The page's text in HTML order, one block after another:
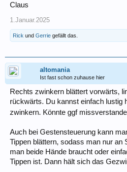
Claus
1.Januar.2025
Rick und Gerrie gefällt das.
altomania
Ist fast schon zuhause hier
Rechts zwinkern blättert vorwärts,
rückwärts. Du kannst einfach lustig
zwinkern. Könnte ggf
Auch bei Gestensteuerung kann
Tippen blättern, sodass man nur an
man beide Hände braucht oder
Tippen ist. Dann hält sich das